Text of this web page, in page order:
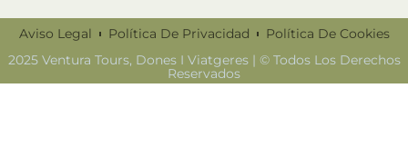
Aviso Legal Política De Privacidad
Política De Cookies
2025 Ventura Tours, Dones I Viatgeres | © Todos Los Derechos
Reservados